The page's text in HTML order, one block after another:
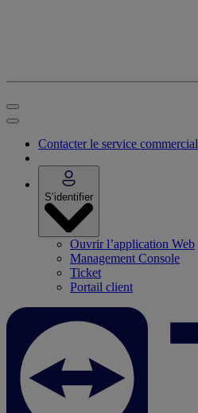
Contacter le service commercial
S’identifier
Ouvrir l’application Web
Management Console
Ticket
Portail client